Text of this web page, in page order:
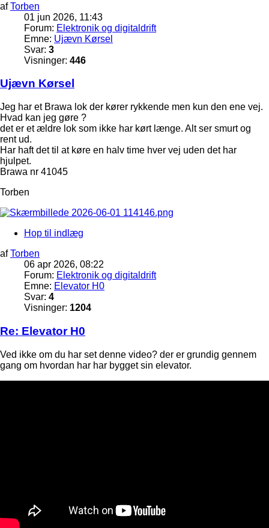
afTorben
01 jun 2026, 11:43
Forum: Elektronik og digitaldrift
Emne: Ujævn Kørsel
Svar: 3
Visninger: 446
Ujævn Kørsel
Jeg har et Brawa lok der kører rykkende men kun den ene vej.
Hvad kan jeg gøre ?
det er et ældre lok som ikke har kørt længe. Alt ser smurt og
rent ud.
Har haft det til at køre en halv time hver vej uden det har
hjulpet.
Brawa nr 41045
Torben
Hop til indlæg
afTorben
06 apr 2026, 08:22
Forum: Elektronik og digitaldrift
Emne: Elevator H0
Svar: 4
Visninger: 1204
Re: Elevator H0
Ved ikke om du har set denne video? der er grundig gennem
gang om hvordan har har bygget sin elevator.